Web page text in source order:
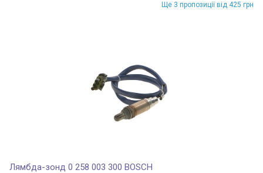
Ще 3 пропозиції від 425 грн
Лямбда-зонд 0 258 003 300 BOSCH